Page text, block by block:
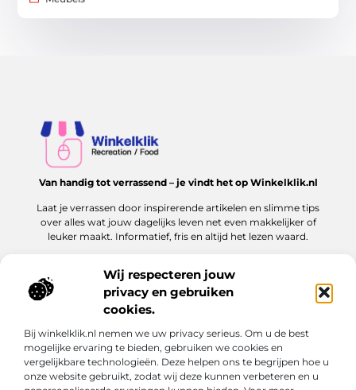
Wij respecteren jouw
privacy en gebruiken
cookies.
Bij winkelklik.nl nemen we uw privacy serieus. Om u de best
mogelijke ervaring te bieden, gebruiken we cookies en
vergelijkbare technologieën. Deze helpen ons te begrijpen hoe u
onze website gebruikt, zodat wij deze kunnen verbeteren en u
Van handig tot verrassend – je vindt het op Winkelklik.nl
Laat je verrassen door inspirerende artikelen en slimme tips
over alles wat jouw dagelijks leven net even makkelijker of
leuker maakt. Informatief, fris en altijd het lezen waard.
Onze informatie
Bericht categorie